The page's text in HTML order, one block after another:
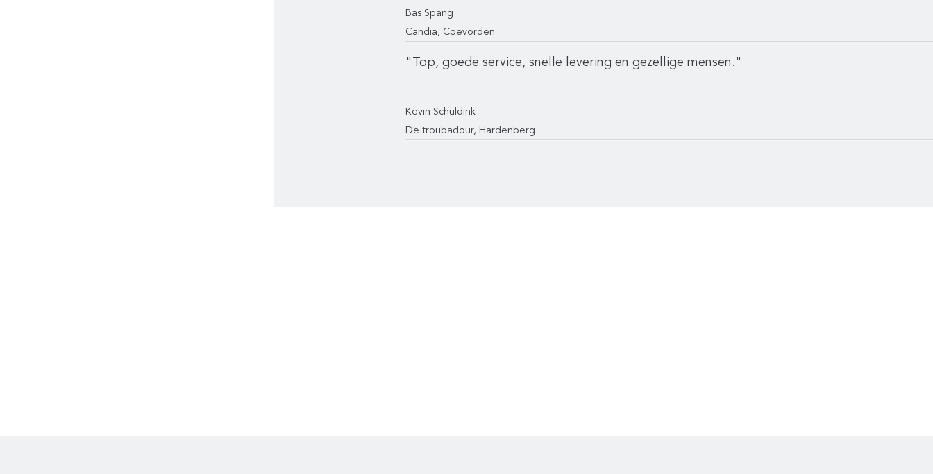
Bas Spang
Candia, Coevorden
"Top, goede service, snelle levering en gezellige mensen."
Kevin Schuldink
De troubadour, Hardenberg